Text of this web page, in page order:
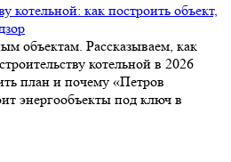
котельной: как построить объект,
объектам. Рассказываем, как
котельной в 2026
план и почему «Петров
энергообъекты под ключ в